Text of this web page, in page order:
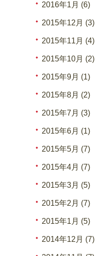
2016年1月 (6)
2015年12月 (3)
2015年11月 (4)
2015年10月 (2)
2015年9月 (1)
2015年8月 (2)
2015年7月 (3)
2015年6月 (1)
2015年5月 (7)
2015年4月 (7)
2015年3月 (5)
2015年2月 (7)
2015年1月 (5)
2014年12月 (7)